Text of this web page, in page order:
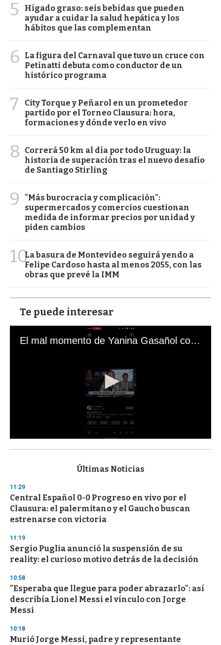
5
Hígado graso: seis bebidas que pueden
ayudar a cuidar la salud hepática y los
hábitos que las complementan
6
La figura del Carnaval que tuvo un cruce con
Petinatti debuta como conductor de un
histórico programa
7
City Torque y Peñarol en un prometedor
partido por el Torneo Clausura: hora,
formaciones y dónde verlo en vivo
8
Correrá 50 km al día por todo Uruguay: la
historia de superación tras el nuevo desafío
de Santiago Stirling
9
"Más burocracia y complicación":
supermercados y comercios cuestionan
medida de informar precios por unidad y
piden cambios
10La basura de Montevideo seguirá yendo a
Felipe Cardoso hasta al menos 2055, con las
obras que prevé la IMM
Te puede interesar
El mal momento de Yanina Gasañol con un hincha argentino en "Subrayado"
s
d
s
o
f
3
s
e
c
o
d
s
Últimas Noticias
11:29
Central Español 0-0 Progreso en vivo por el
Clausura: el palermitano y el Gaucho buscan
estrenarse con victoria
11:19
Sergio Puglia anunció la suspensión de su
reality: el curioso motivo detrás de la decisión
10:58
"Esperaba que llegue para poder abrazarlo": así
describía Lionel Messi el vínculo con Jorge
Messi
10:18
Murió Jorge Messi, padre y representante